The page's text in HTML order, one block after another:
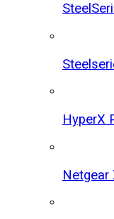
HyperX
Netgear